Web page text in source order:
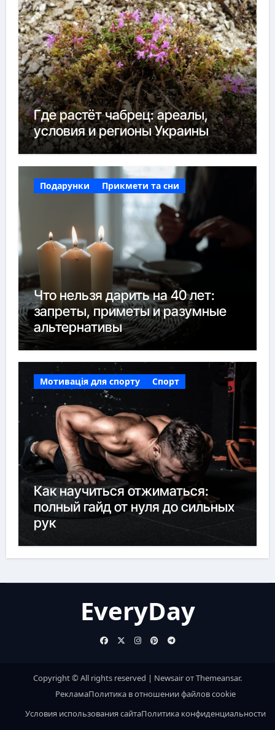
Где растёт чабрец: ареалы,
условия и регионы Украины
Подарунки Прикмети та сни
Что нельзя дарить на 40 лет:
запреты, приметы и разумные
альтернативы
Мотивація для спорту Спорт
Как научиться отжиматься:
полный гайд от нуля до сильных
рук
EveryDay
Copyright © All rights reserved | NewsairотThemeansar.
РекламаПолитика в отношении файлов cookie
Условия использования сайтаПолитика конфиденциальности